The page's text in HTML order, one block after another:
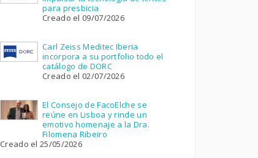
para presbicia
Creado el 09/07/2026
Carl Zeiss Meditec Iberia
incorpora a su portfolio todo el
catálogo de DORC
Creado el 02/07/2026
El Consejo de FacoElche se
reúne en Lisboa y rinde un
emotivo homenaje a la Dra.
Filomena Ribeiro
Creado el 25/05/2026